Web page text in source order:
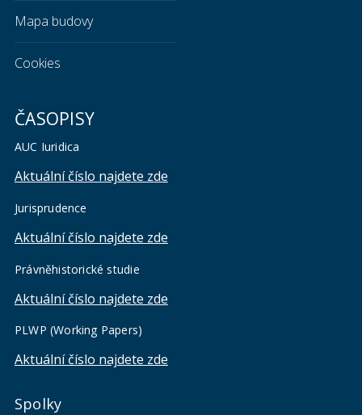
Mapa budovy
Cookies
ČASOPISY
AUC Iuridica
Aktuální číslo najdete zde
Jurisprudence
Aktuální číslo najdete zde
Právněhistorické studie
Aktuální číslo najdete zde
PLWP (Working Papers)
Aktuální číslo najdete zde
Spolky